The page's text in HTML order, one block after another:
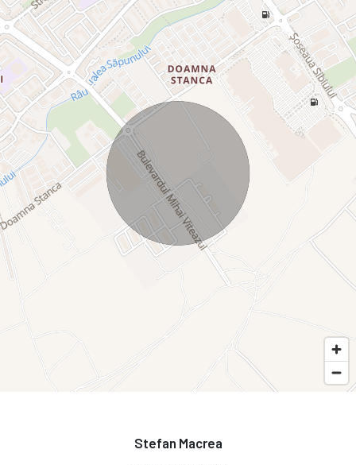
Stefan Macrea